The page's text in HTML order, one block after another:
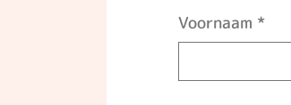
Voornaam *